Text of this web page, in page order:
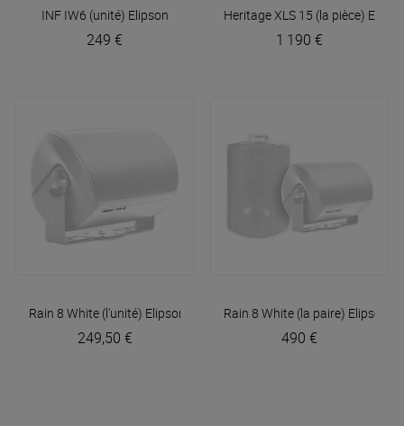
INF IW6 (unité) Elipson
249 €
Heritage XLS 15 (la pièce)
1 190 €
Rain 8 White (l'unité) Elipson
249,50 €
Rain 8 White (la paire) Elipson
490 €